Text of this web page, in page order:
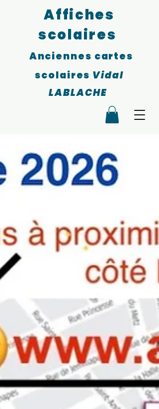
Affiches
scolaires
Anciennes cartes
scolaires Vidal
LABLACHE